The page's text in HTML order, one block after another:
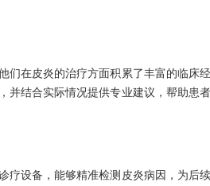
们在皮炎的治疗方面积累了丰富的临床
并结合实际情况提供专业建议，帮助患
疗设备，能够精准检测皮炎病因，为后